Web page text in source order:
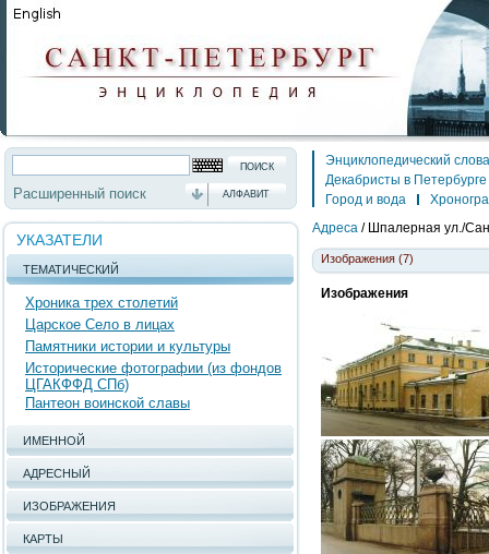
Расширенный поиск АЛФАВИТ
УКАЗАТЕЛИ
ТЕМАТИЧЕСКИЙ
Хроника трех столетий
Царское Село в лицах
Памятники истории и культуры
Исторические фотографии (из фондов
ЦГАКФФД СПб)
Пантеон воинской славы
ИМЕННОЙ
АДРЕСНЫЙ
ИЗОБРАЖЕНИЯ
КАРТЫ
Энциклопедический
Декабристы в Петербурге
Город и вода
Адреса / Шпалерная ул./
Изображения (7)
Изображения